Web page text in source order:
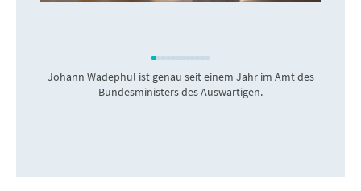
Johann Wadephul ist genau seit einem Jahr im Amt des
Bundesministers des Auswärtigen.